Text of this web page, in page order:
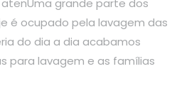
grande parte dos
é ocupado pela lavagem das
do dia a dia acabamos
para lavagem e as famílias